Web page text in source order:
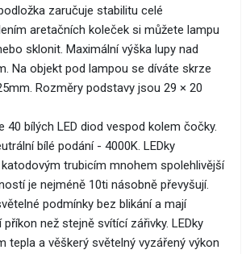
zaručuje stabilitu celé
aretačních koleček si můžete lampu
sklonit. Maximální výška lupy nad
Na objekt pod lampou se díváte skrze
Rozměry podstavy jsou 29 × 20
40 bílých LED diod vespod kolem čočky.
bílé podání - 4000K. LEDky
trubicím mnohem spolehlivější
je nejméně 10ti násobně převyšují.
podmínky bez blikání a mají
než stejně svítící zářivky. LEDky
tepla a věškerý světelný vyzářený výkon